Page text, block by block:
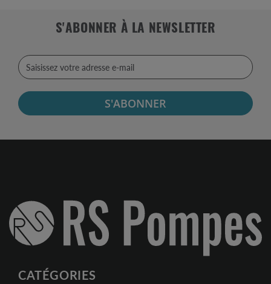
S'ABONNER À LA NEWSLETTER
S'ABONNER
CATÉGORIES